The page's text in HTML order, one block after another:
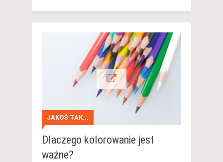
JAKOŚ TAK...
Dlaczego kolorowanie jest
ważne?